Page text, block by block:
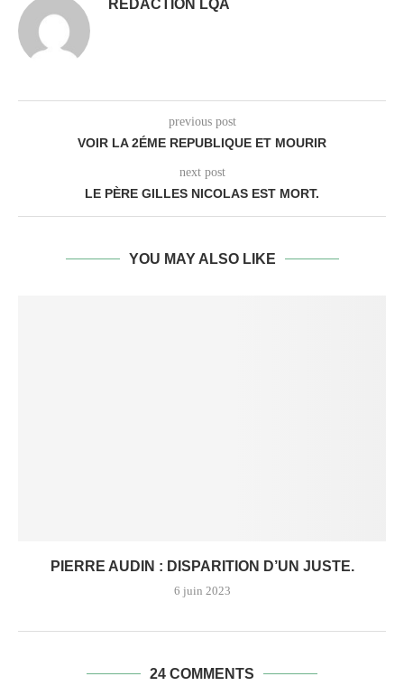
REDACTION LQA
previous post
VOIR LA 2ÉME REPUBLIQUE ET MOURIR
next post
LE PÈRE GILLES NICOLAS EST MORT.
YOU MAY ALSO LIKE
PIERRE AUDIN : DISPARITION D’UN JUSTE.
6 juin 2023
24 COMMENTS